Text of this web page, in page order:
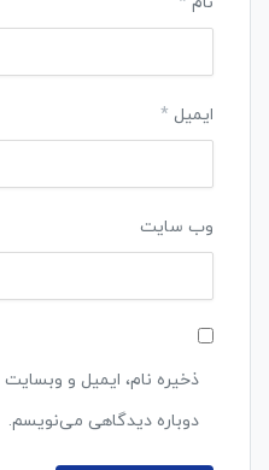
ایمیل *
وب‌ سایت
ذخیره نام، ایمیل و
دوباره دیدگاهی می‌نویسم.